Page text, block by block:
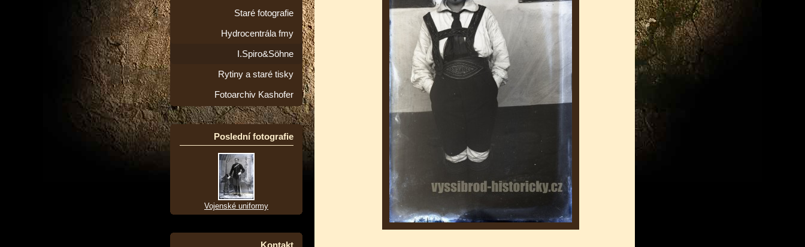
Staré fotografie
Hydrocentrála fmy
I.Spiro&Söhne
Rytiny a staré tisky
Fotoarchiv Kashofer
Poslední fotografie
Vojenské uniformy
Kontakt